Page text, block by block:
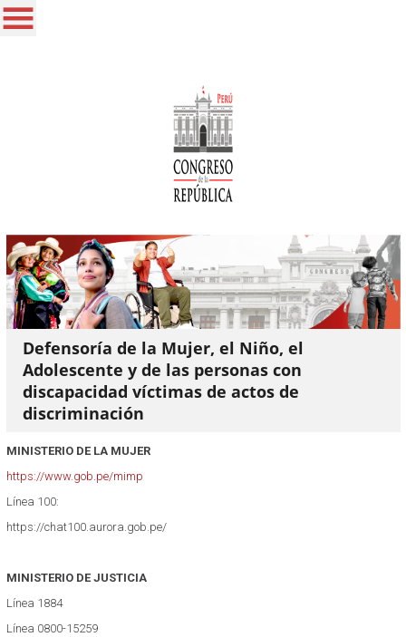
Defensoría de la Mujer, el Niño, el
Adolescente y de las personas con
discapacidad víctimas de actos de
discriminación
MINISTERIO DE LA MUJER
https://www.gob.pe/mimp
Línea 100:
https://chat100.aurora.gob.pe/
MINISTERIO DE JUSTICIA
Línea 1884
Línea 0800-15259